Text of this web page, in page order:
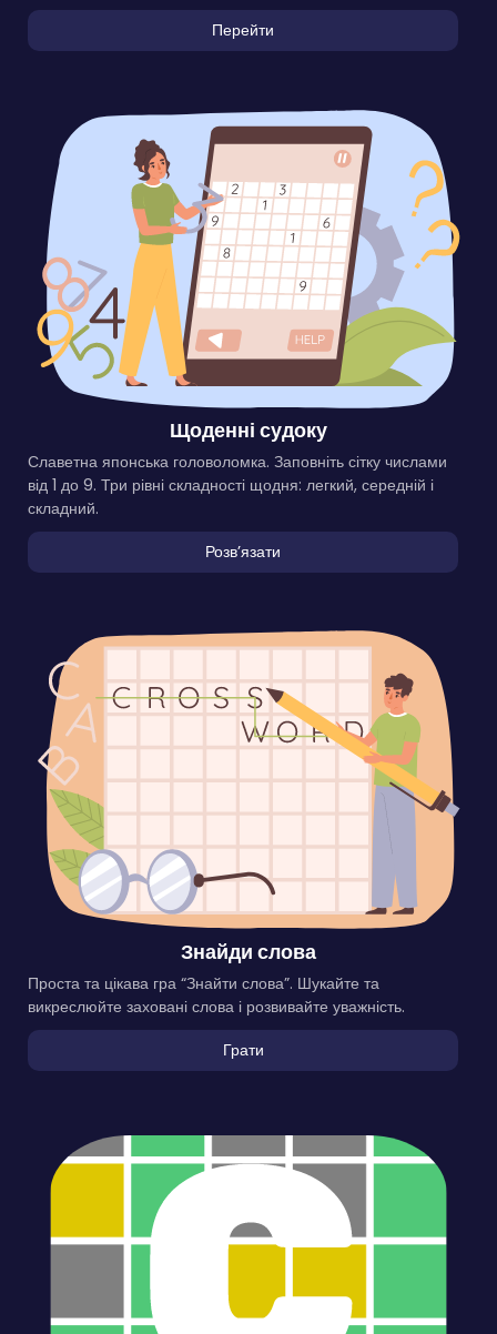
Перейти
Щоденні судоку
Славетна японська головоломка. Заповніть сітку числами
від 1 до 9. Три рівні складності щодня: легкий, середній і
складний.
Розвʼязати
Знайди слова
Проста та цікава гра “Знайти слова”. Шукайте та
викреслюйте заховані слова і розвивайте уважність.
Грати